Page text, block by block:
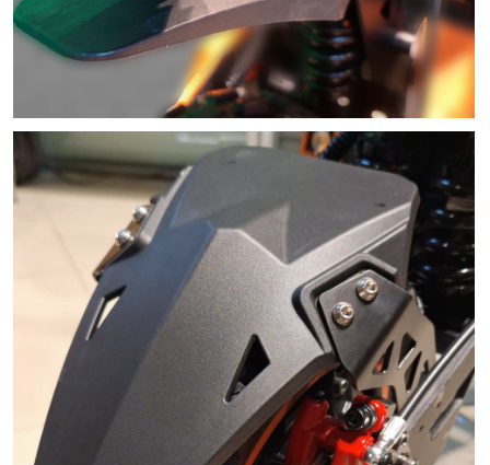
Все металлические элементы закрыты
прочными пластиковыми накладками спереди и
сзади — защита от сколов, царапин и грязи.
Смотрится аккуратно, на ощупь плотные, не
люфтят. Никаких «голых» зон, которые быстро
потеряют вид.